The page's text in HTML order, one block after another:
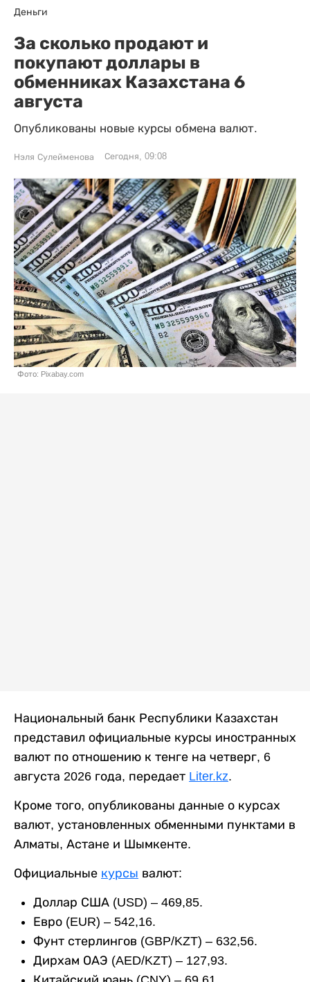
Деньги
За сколько продают и
покупают доллары в
обменниках Казахстана 6
августа
Опубликованы новые курсы обмена валют.
Нэля Сулейменова Сегодня, 09:08
Фото: Pixabay.com
Национальный банк Республики Казахстан
представил официальные курсы иностранных
валют по отношению к тенге на четверг, 6
августа 2026 года, передает Liter.kz.
Кроме того, опубликованы данные о курсах
валют, установленных обменными пунктами в
Алматы, Астане и Шымкенте.
Официальные курсы валют:
Доллар США (USD) – 469,85.
Евро (EUR) – 542,16.
Фунт стерлингов (GBP/KZT) – 632,56.
Дирхам ОАЭ (AED/KZT) – 127,93.